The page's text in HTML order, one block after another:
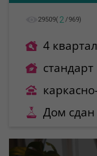
29509( 2 /969)
4
стандарт
Дом сдан